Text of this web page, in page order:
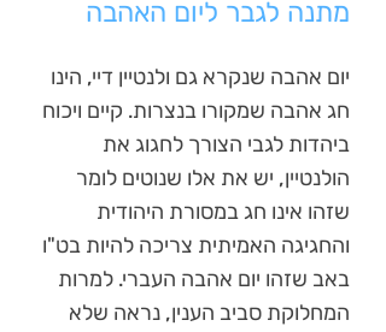
מתנה לגבר ליום האהבה
יום אהבה שנקרא גם ולנטיין דיי, הינו
חג אהבה שמקורו בנצרות. קיים ויכוח
ביהדות לגבי הצורך לחגוג את
הולנטיין, יש את אלו שנוטים לומר
שזהו אינו חג במסורת היהודית
והחגיגה האמיתית צריכה להיות בט"ו
באב שזהו יום אהבה העברי. למרות
המחלוקת סביב הענין, נראה שלא